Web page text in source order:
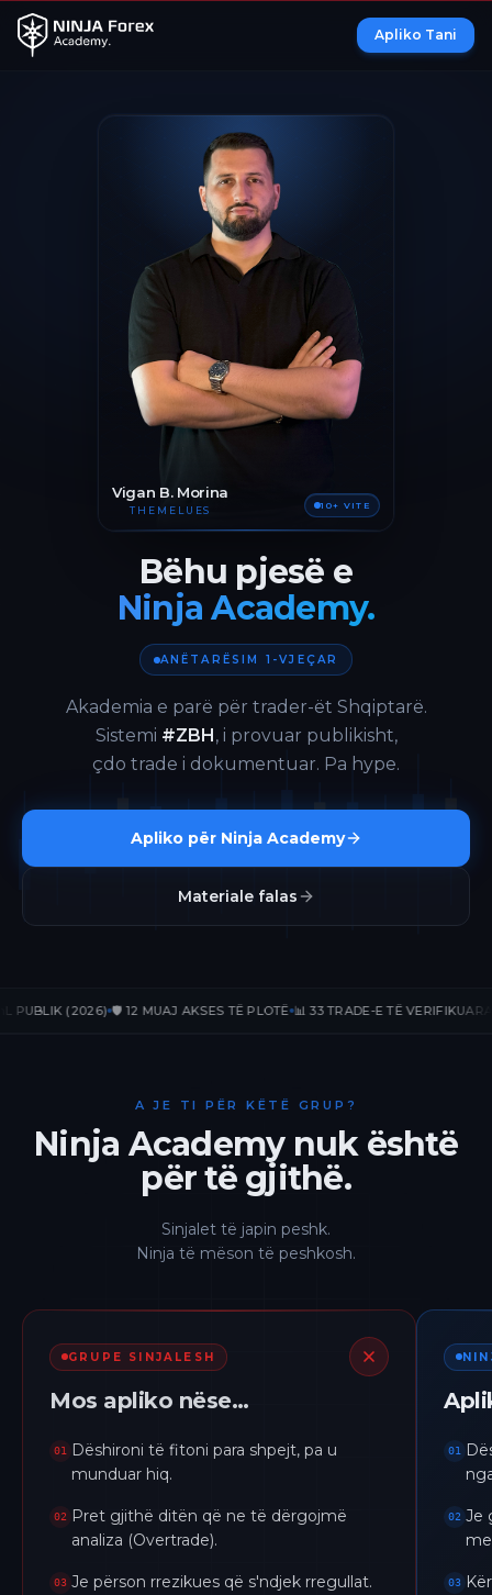
Apliko Tani
Vigan B. Morina
THEMELUES 10+ VITE
Bëhu pjesë e
Ninja Academy.
ANËTARËSIM 1-VJEÇAR
Akademia e parë për trader-ët Shqiptarë.
Sistemi #ZBH, i provuar publikisht,
çdo trade i dokumentuar. Pa hype.
Apliko për Ninja Academy
Materiale falas
(2026) 🛡️ 12 MUAJ AKSES TË PLOTË 📊 33 TRADE-E TË VERIFIKUARA 📈
A JE TI PËR KËTË GRUP?
Ninja Academy nuk është
për të gjithë.
Sinjalet të japin peshk.
Ninja të mëson të peshkosh.
GRUPE SINJALESH
Mos apliko nëse…
01
Dëshironi të fitoni para shpejt, pa u
munduar hiq.
02
Pret gjithë ditën që ne të dërgojmë
analiza (Overtrade).
03 Je përson rrezikues që s'ndjek rregullat.
01
02 Je
03